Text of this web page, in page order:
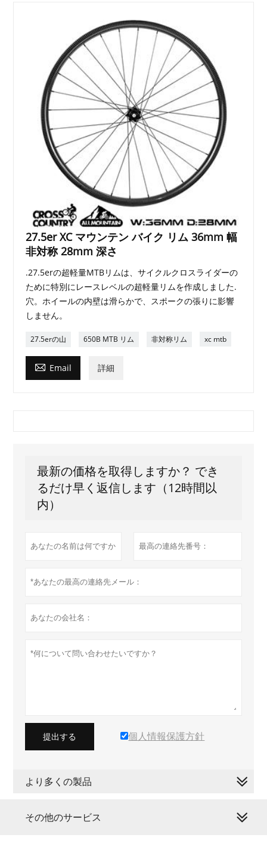
27.5er XC マウンテン バイク リム 36mm 幅
非対称 28mm 深さ
.27.5erの超軽量MTBリムは、サイクルクロスライダーの
ために特別にレースレベルの超軽量リムを作成しました.
穴。ホイールの内壁は滑らかで、スポークの張りに影響
しません。
27.5erの山 650B MTB リム 非対称リム xc mtb
 Email 詳細
最新の価格を取得しますか？ でき
るだけ早く返信します（12時間以
内）
提出する 個人情報保護方針
より多くの製品
その他のサービス